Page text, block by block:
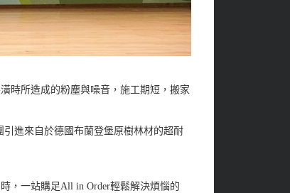
時所造成的粉塵與噪音，施工期短，搬家
進來自於德國布蘭登堡原樹林材的超耐
，一站購足All in Order輕鬆解決煩惱的